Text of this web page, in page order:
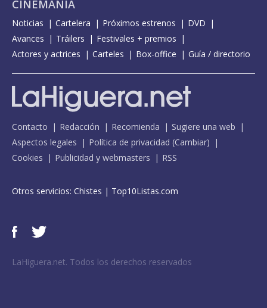
CINEMANÍA
Noticias Cartelera Próximos estrenos
DVD
Avances
Tráilers
Festivales + premios
Actores y actrices
Carteles Box-office Guía / directorio
Contacto Redacción Recomienda
Sugiere una web
Aspectos legales
Política de privacidad (Cambiar)
Cookies
Publicidad y webmasters RSS
Otros servicios: Chistes | Top10Listas.com
LaHiguera.net. Todos los derechos reservados